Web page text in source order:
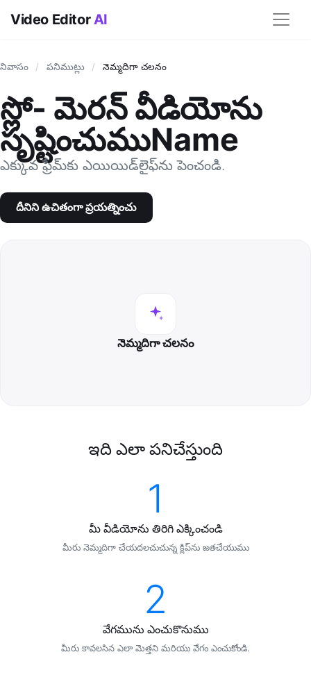
Video EditorAI
నివాసం / పనిముట్లు / నెమ్మదిగా చలనం
స్లో- మెరన్ వీడియోను
సృష్టించుముName
ఎక్కువ ఫ్రేమ్‌కు ఎయియిడ్‌లైఫ్‌ను పెంచండి.
దీనిని ఉచితంగా ప్రయత్నించు
నెమ్మదిగా చలనం
ఇది ఎలా పనిచేస్తుంది
1
మీ వీడియోను తిరిగి ఎక్కించండి
మీరు నెమ్మదిగా చేయదలచుచున్న క్లిప్‌ను జతచేయుము
2
వేగమును ఎంచుకొనుము
మీరు కావలసిన ఎలా మెత్తని మరియు వేగం ఎంచుకోండి.